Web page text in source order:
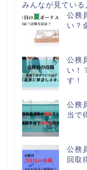
みんなが見ている
公務
い？
公務
い！
す！
公務
当で
公務
回取